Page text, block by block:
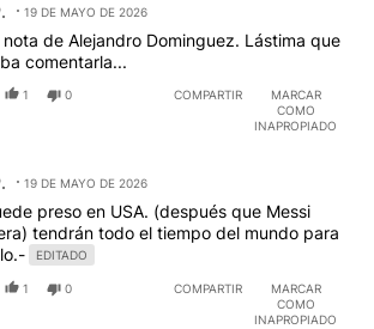
19 DE MAYO DE 2026
nota de Alejandro Dominguez. Lástima que
comentarla...
1 0 COMPARTIR
MARCAR
COMO
INAPROPIADO
19 DE MAYO DE 2026
preso en USA. (después que Messi
tendrán todo el tiempo del mundo para
EDITADO
1 0 COMPARTIR
MARCAR
COMO
INAPROPIADO